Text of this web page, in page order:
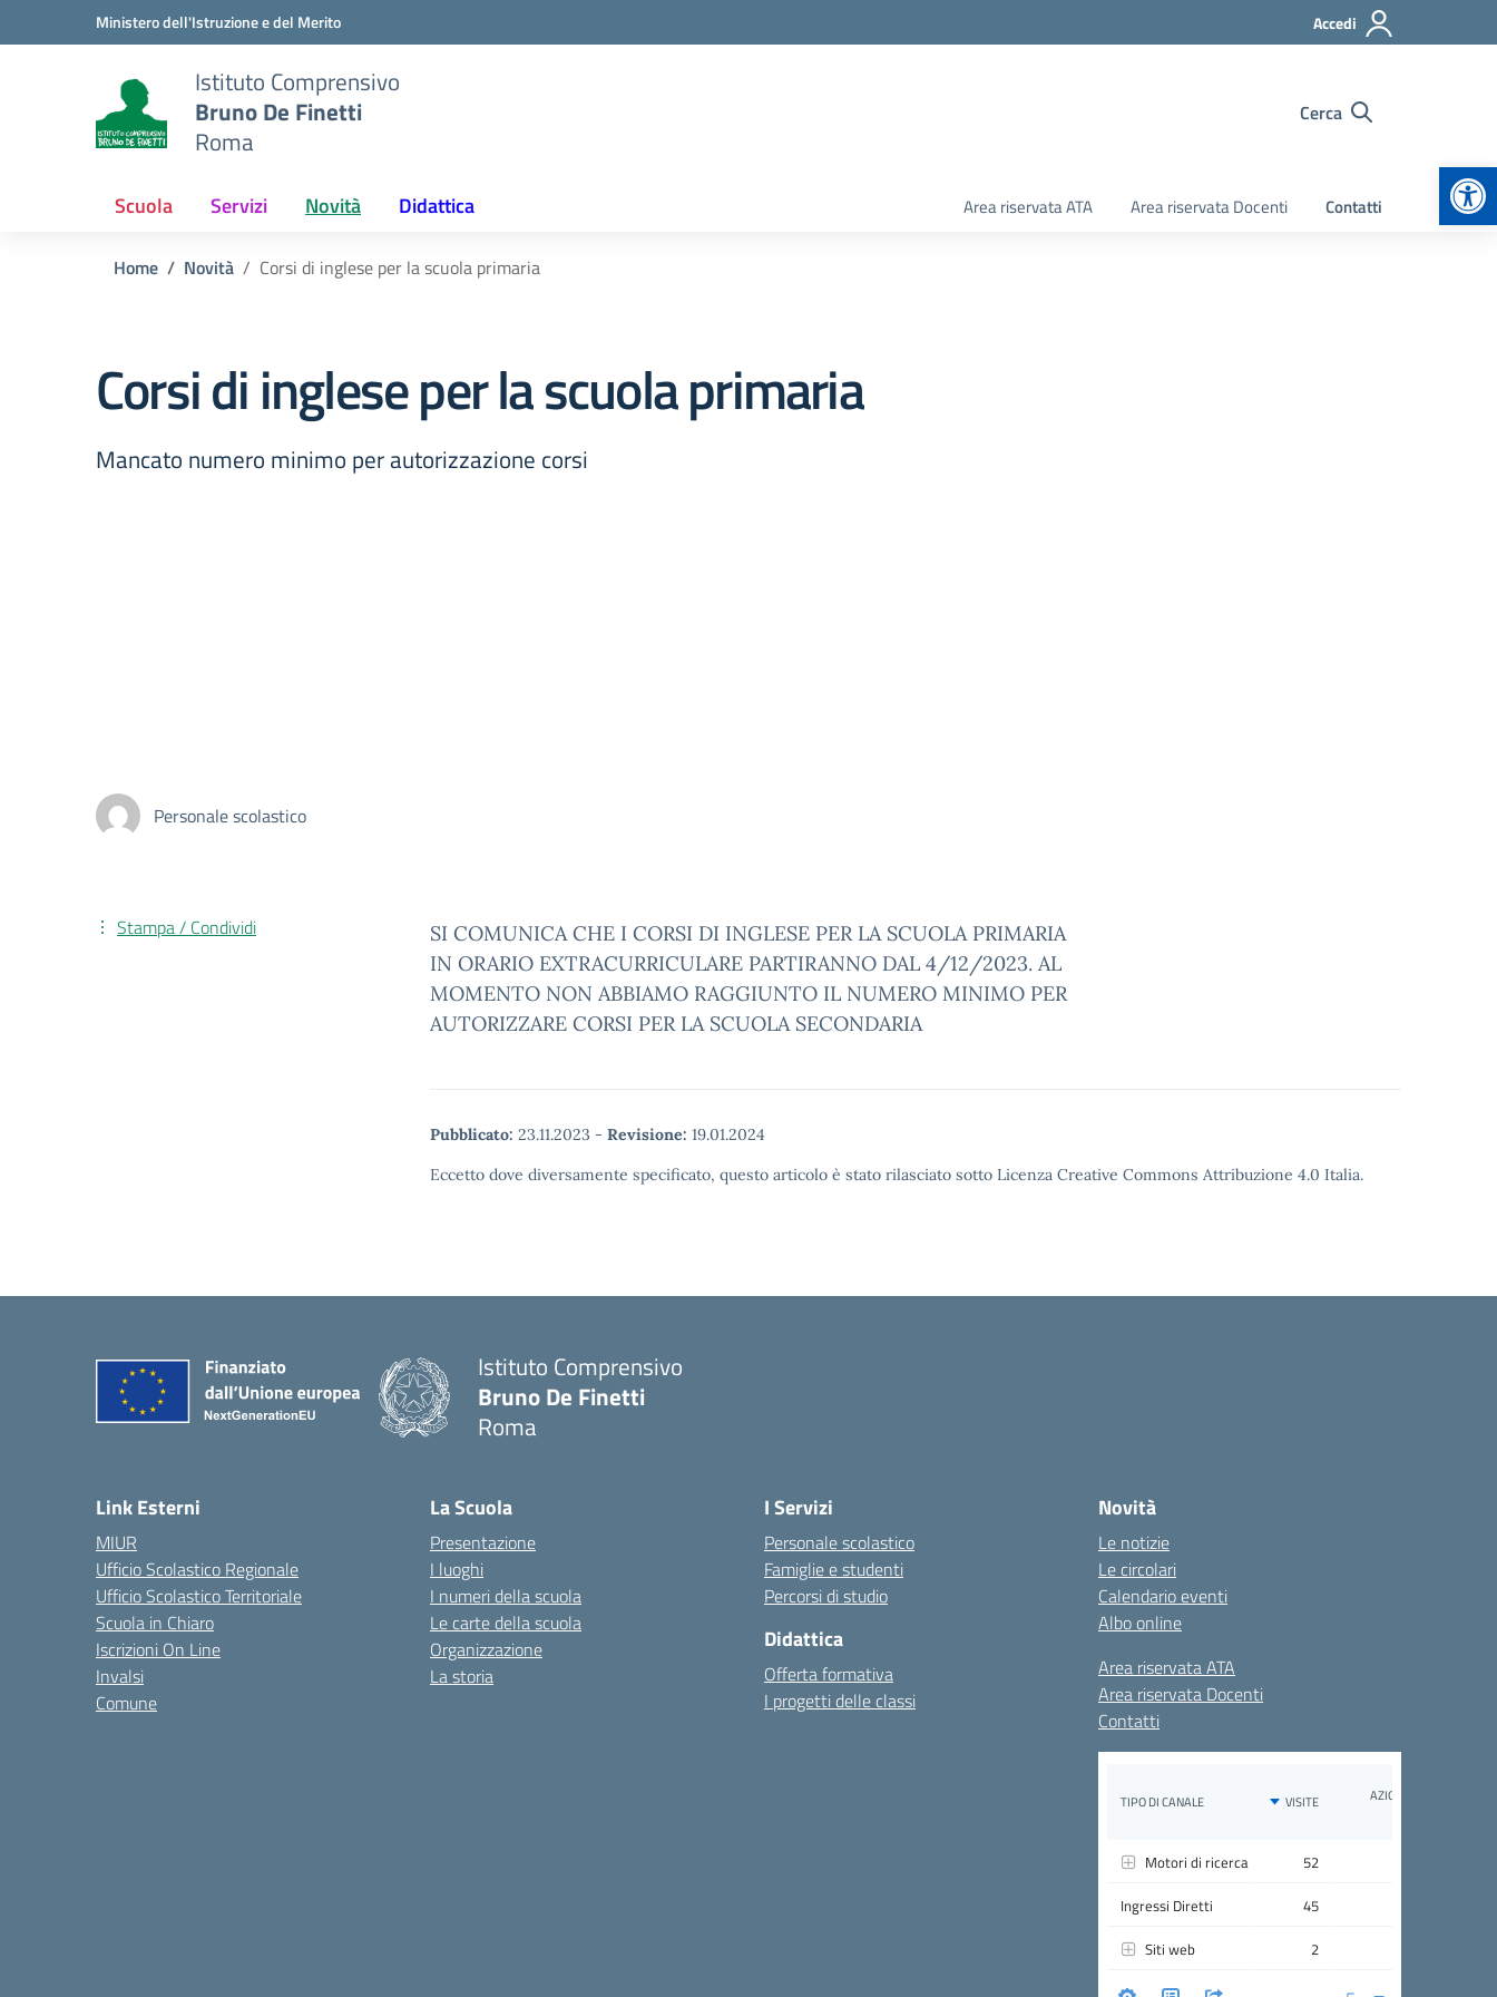
Vai ai contenuti
Vai al menu di navigazioneMinistero dell'Istruzione e del Merito Accedi
Istituto Comprensivo
Bruno De Finetti
Roma
Cerca
Scuola Servizi Novità Didattica Area riservata ATA Area riservata Docenti Contatti
Home Novità Corsi di inglese per la scuola primaria
Corsi di inglese per la scuola primaria
Mancato numero minimo per autorizzazione corsi
Personale scolastico
SI COMUNICA CHE I CORSI DI INGLESE PER LA SCUOLA PRIMARIA
IN ORARIO EXTRACURRICULARE PARTIRANNO DAL 4/12/2023. AL
MOMENTO NON ABBIAMO RAGGIUNTO IL NUMERO MINIMO PER
AUTORIZZARE CORSI PER LA SCUOLA SECONDARIA
Pubblicato: 23.11.2023 - Revisione: 19.01.2024
Eccetto dove diversamente specificato, questo articolo è stato rilasciato sotto Licenza Creative Commons Attribuzione 4.0 Italia.
Stampa / Condividi
Istituto Comprensivo
Bruno De Finetti
Roma
Link Esterni
MIUR
Ufficio Scolastico Regionale
Ufficio Scolastico Territoriale
Scuola in Chiaro
Iscrizioni On Line
Invalsi
Comune
La Scuola
Presentazione
I luoghi
I numeri della scuola
Le carte della scuola
Organizzazione
La storia
I Servizi
Personale scolastico
Famiglie e studenti
Percorsi di studio
Didattica
Offerta formativa
I progetti delle classi
Novità
Le notizie
Le circolari
Calendario eventi
Albo online
Area riservata ATA
Area riservata Docenti
Contatti